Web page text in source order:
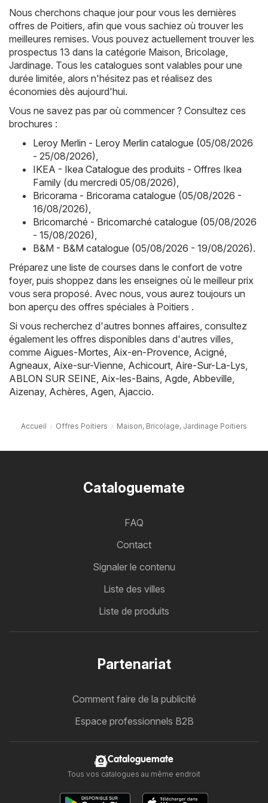
Nous cherchons chaque jour pour vous les dernières
offres de Poitiers, afin que vous sachiez où trouver les
meilleures remises. Vous pouvez actuellement trouver les
prospectus 13 dans la catégorie Maison, Bricolage,
Jardinage. Tous les catalogues sont valables pour une
durée limitée, alors n'hésitez pas et réalisez des
économies dès aujourd'hui.
Vous ne savez pas par où commencer ? Consultez ces
brochures :
Leroy Merlin - Leroy Merlin catalogue (05/08/2026
- 25/08/2026)
IKEA - Ikea Catalogue des produits - Offres Ikea
Family (du mercredi 05/08/2026)
Bricorama - Bricorama catalogue (05/08/2026 -
16/08/2026)
Bricomarché - Bricomarché catalogue (05/08/2026
- 15/08/2026)
B&M - B&M catalogue (05/08/2026 - 19/08/2026).
Préparez une liste de courses dans le confort de votre
foyer, puis shoppez dans les enseignes où le meilleur prix
vous sera proposé. Avec nous, vous aurez toujours un
bon aperçu des offres spéciales à Poitiers .
Si vous recherchez d'autres bonnes affaires, consultez
également les offres disponibles dans d'autres villes,
comme Aigues-Mortes Aix-en-Provence Acigné
Agneaux Aixe-sur-Vienne Achicourt Aire-Sur-La-Lys
ABLON SUR SEINE Aix-les-Bains Agde Abbeville
Aizenay, Achères Agen Ajaccio.
Accueil Offres Poitiers Maison, Bricolage, Jardinage Poitiers
Cataloguemate
FAQ
Contact
Signaler le contenu
Liste des villes
Liste de produits
Partenariat
Comment faire de la publicité
Espace professionnels B2B
Cataloguemate
Tous vos catalogues au même endroit